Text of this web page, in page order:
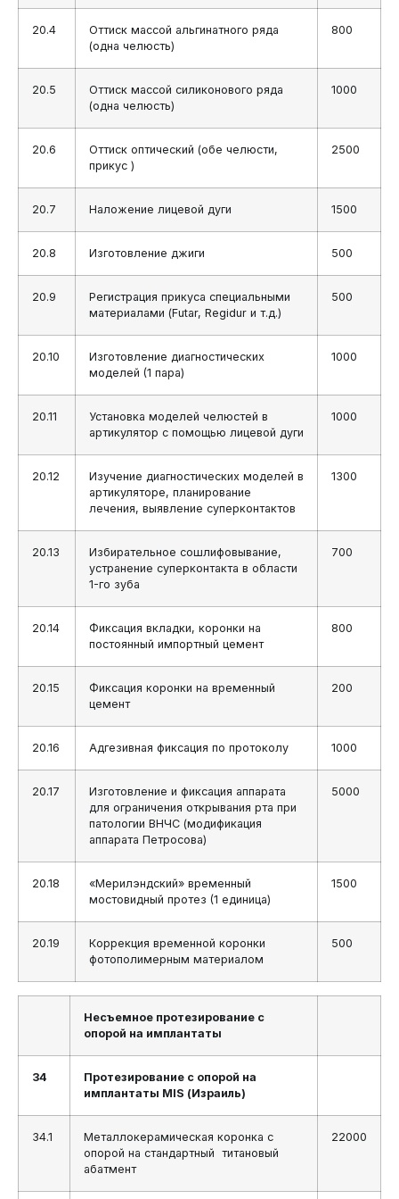
20.4
Оттиск массой альгинатного ряда
(одна челюсть)
800
20.5
Оттиск массой силиконового ряда
(одна челюсть)
1000
20.6
Оттиск оптический (обе челюсти,
прикус )
2500
20.7 Наложение лицевой дуги 1500
20.8 Изготовление джиги 500
20.9
Регистрация прикуса специальными
материалами (Futar, Regidur и т.д.)
500
20.10
Изготовление диагностических
моделей (1 пара)
1000
20.11
Установка моделей челюстей в
артикулятор с помощью лицевой дуги
1000
20.12
Изучение диагностических моделей в
артикуляторе, планирование
лечения, выявление суперконтактов
1300
20.13
Избирательное сошлифовывание,
устранение суперконтакта в области
1-го зуба
700
20.14
Фиксация вкладки, коронки на
постоянный импортный цемент
800
20.15
Фиксация коронки на временный
цемент
200
20.16 Адгезивная фиксация по протоколу 1000
20.17
Изготовление и фиксация аппарата
для ограничения открывания рта при
патологии ВНЧС (модификация
аппарата Петросова)
5000
20.18
«Мерилэндский» временный
мостовидный протез (1 единица)
1500
20.19
Коррекция временной коронки
фотополимерным материалом
500
Несъемное протезирование с
опорой на имплантаты
34
Протезирование с опорой на
имплантаты MIS (Израиль)
34.1
Металлокерамическая коронка с
опорой на стандартный титановый
абатмент
22000